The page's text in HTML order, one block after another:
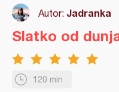
Autor: Jadranka
120 min
Slatko od